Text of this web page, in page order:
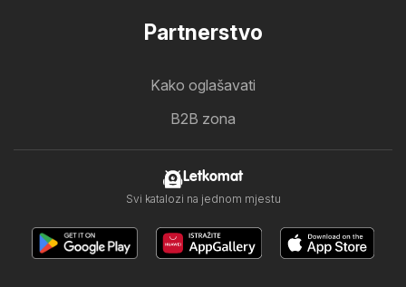
Partnerstvo
Kako oglašavati
B2B zona
Letkomat
Svi katalozi na jednom mjestu